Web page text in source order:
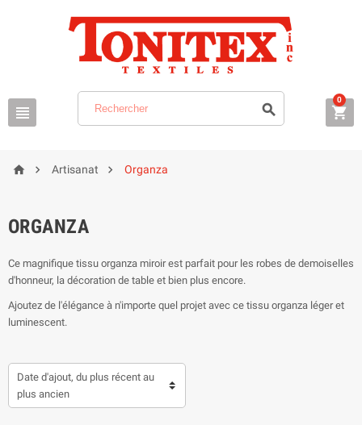
  
0
  Artisanat  Organza
ORGANZA
Ce magnifique tissu organza miroir est parfait pour les robes de demoiselles
d'honneur, la décoration de table et bien plus encore.
Ajoutez de l'élégance à n'importe quel projet avec ce tissu organza léger et
luminescent.
Date d'ajout, du plus récent au
plus ancien